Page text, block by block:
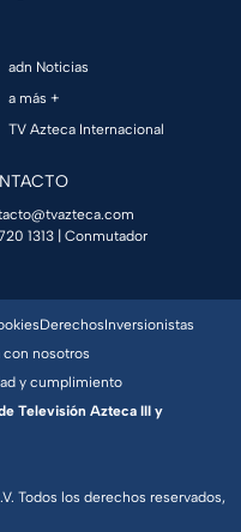
adn Noticias
a más +
TV Azteca Internacional
1313 | Conmutador
Todos los derechos reservados,
DerechosInversionistas
con nosotros
y cumplimiento
Televisión Azteca III y